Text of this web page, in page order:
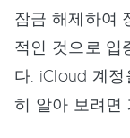
잠금 해제하여
적인 것으로 입
다. iCloud 계
히 알아 보려면